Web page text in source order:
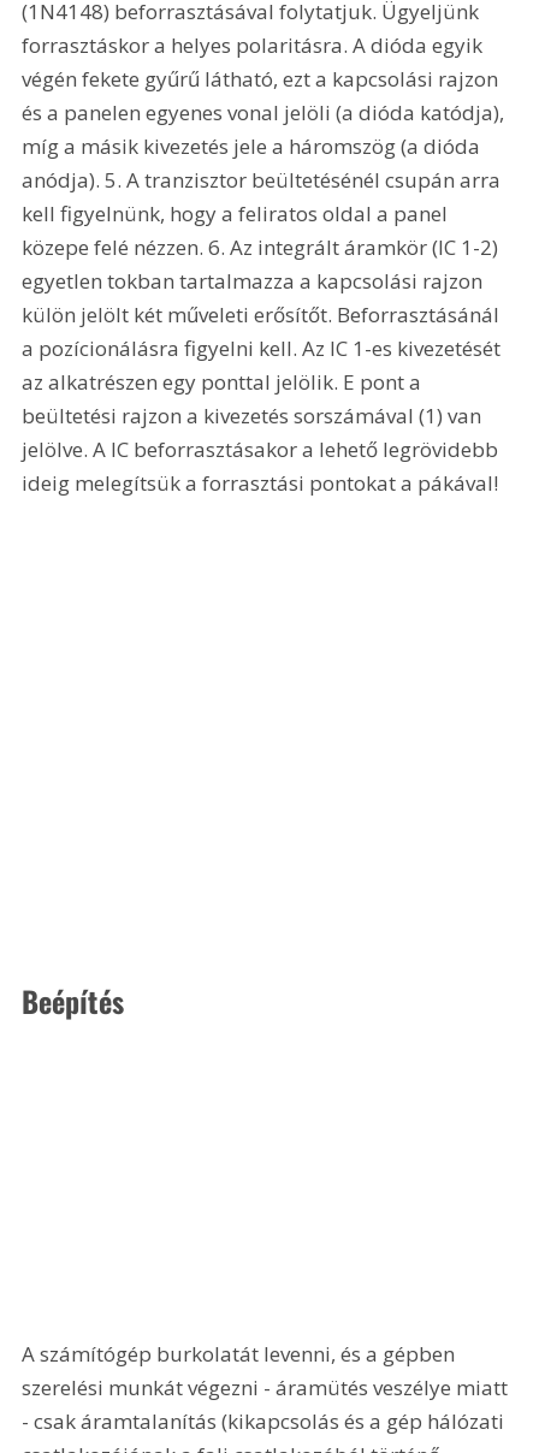
(1N4148) beforrasztásával folytatjuk. Ügyeljünk
forrasztáskor a helyes polaritásra. A dióda egyik
végén fekete gyűrű látható, ezt a kapcsolási rajzon
és a panelen egyenes vonal jelöli (a dióda katódja),
míg a másik kivezetés jele a háromszög (a dióda
anódja). 5. A tranzisztor beültetésénél csupán arra
kell figyelnünk, hogy a feliratos oldal a panel
közepe felé nézzen. 6. Az integrált áramkör (IC 1-2)
egyetlen tokban tartalmazza a kapcsolási rajzon
külön jelölt két műveleti erősítőt. Beforrasztásánál
a pozícionálásra figyelni kell. Az IC 1-es kivezetését
az alkatrészen egy ponttal jelölik. E pont a
beültetési rajzon a kivezetés sorszámával (1) van
jelölve. A IC beforrasztásakor a lehető legrövidebb
ideig melegítsük a forrasztási pontokat a pákával!
Beépítés
A számítógép burkolatát levenni, és a gépben
szerelési munkát végezni - áramütés veszélye miatt
- csak áramtalanítás (kikapcsolás és a gép hálózati